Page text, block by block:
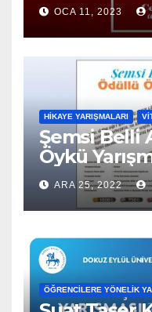
OCA 11, 2023
HIKAYE YARIŞMALARI
Şemsi Belli
Öykü
ARA 25, 2022
ÖĞRENCILERE YÖNELIK